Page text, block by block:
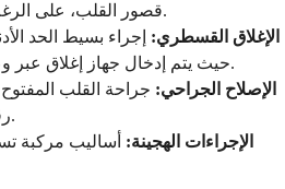
قصور القلب، على الرغم من أنها لا تغلق العيب.
الإغلاق القسطري: إجراء بسيط الحد
حيث يتم إدخال جهاز إغلاق عبر وعاء دموي لإغلاق العيب.
الإصلاح الجراحي: جراحة القلب
رقعة أو بخياطته مباشرة.
الإجراءات الهجينة: أساليب مركبة